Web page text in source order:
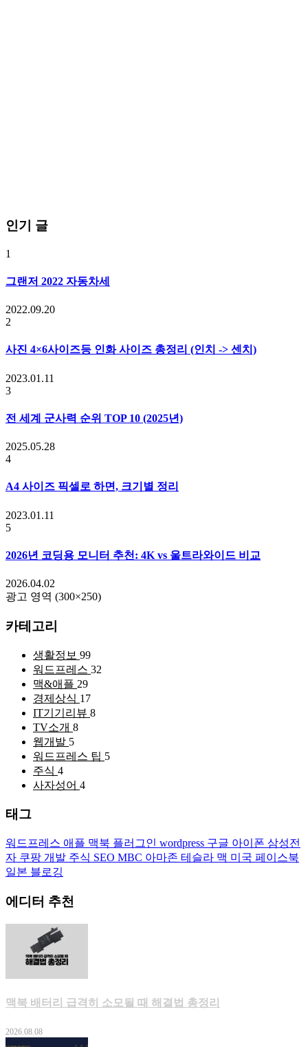
인기 글
1
그랜저 2022 자동차세
2022.09.20
2
사진 4×6사이즈등 인화 사이즈 총정리 (인치 -> 센치)
2023.01.11
3
전 세계 군사력 순위 TOP 10 (2025년)
2025.05.28
4
A4 사이즈 픽셀로 하면, 크기별 정리
2023.01.11
5
2026년 코딩용 모니터 추천: 4K vs 울트라와이드 비교
2026.04.02
광고 영역 (300×250)
카테고리
생활정보 99
워드프레스 32
맥&애플 29
경제상식 17
IT기기리뷰 8
TV소개 8
웹개발 5
워드프레스 팁 5
주식 4
사자성어 4
태그
워드프레스 애플 맥북 플러그인 wordpress 구글 아이폰 삼성전
자 쿠팡 개발 주식 SEO MBC 아마존 테슬라 맥 미국 페이스북
일본 블로깅
에디터 추천
맥북 배터리 급격히 소모될 때 해결법 총정리
2026.08.08